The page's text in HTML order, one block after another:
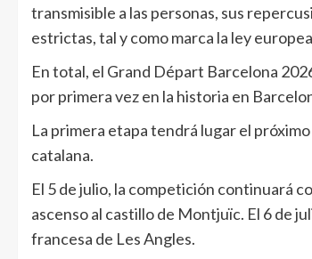
transmisible a las personas, sus
estrictas, tal y como marca la ley
En total, el Grand Départ Barcelona
por primera vez en la historia en
La primera etapa tendrá lugar el
catalana.
El 5 de julio, la competición continuará
ascenso al castillo de Montjuïc. El 6 de
francesa de Les Angles.